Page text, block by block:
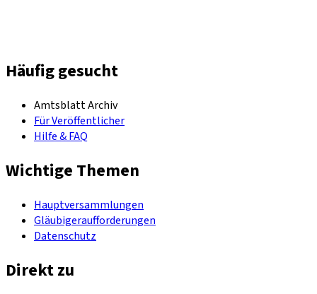
Häufig gesucht
Amtsblatt Archiv
Für Veröffentlicher
Hilfe & FAQ
Wichtige Themen
Hauptversammlungen
Gläubigeraufforderungen
Datenschutz
Direkt zu